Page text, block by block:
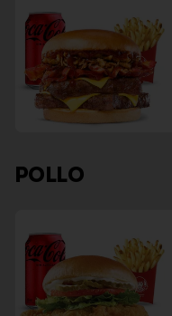
POLLO